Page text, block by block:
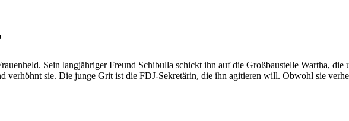
Sein langjähriger Freund Schibulla schickt ihn auf die Großbaustelle Wartha,
verhöhnt sie. Die junge Grit ist die FDJ-Sekretärin, die ihn agitieren will. Obwohl sie